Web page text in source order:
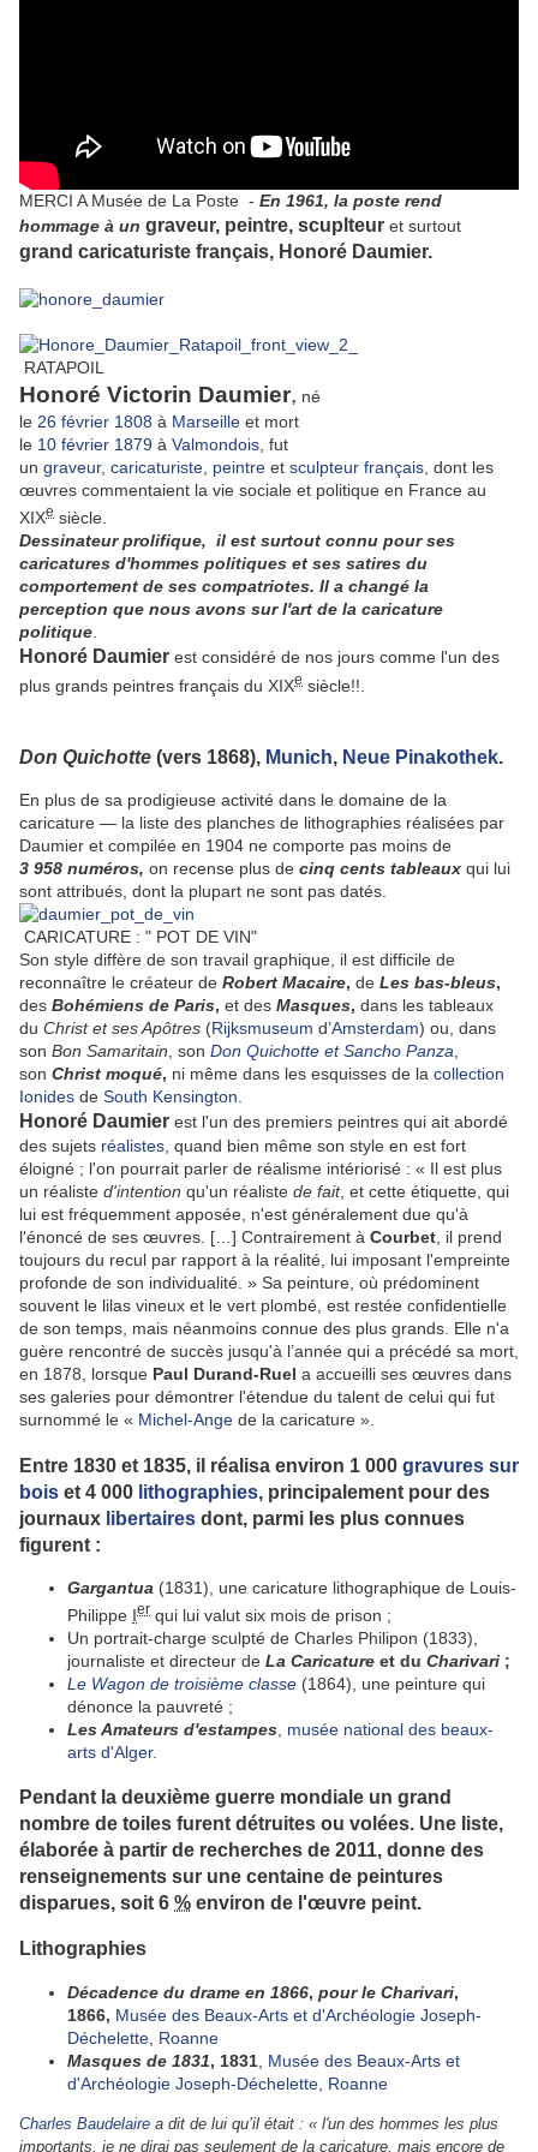
MERCI A Musée de La Poste - En 1961, la poste rend
hommage à un graveur, peintre, scuplteur et surtout
grand caricaturiste français, Honoré Daumier.
RATAPOIL
Honoré Victorin Daumier, né
le 26 février 1808 à Marseille et mort
le 10 février 1879 à Valmondois , fut
un graveur, caricaturiste peintre et sculpteur français , dont les
œuvres commentaient la vie sociale et politique en France au
XIXe siècle.
Dessinateur prolifique, il est surtout connu pour ses
caricatures d'hommes politiques et ses satires du
comportement de ses compatriotes. Il a changé la
perception que nous avons sur l'art de la caricature
politique
Honoré Daumier est considéré de nos jours comme l'un des
plus grands peintres français du XIXe siècle!!.
Don Quichotte (vers 1868), Munich, Neue Pinakothek.
En plus de sa prodigieuse activité dans le domaine de la
caricature — la liste des planches de lithographies réalisées par
Daumier et compilée en 1904 ne comporte pas moins de
3 958 numéros, on recense plus de cinq cents tableaux qui lui
sont attribués, dont la plupart ne sont pas datés.
CARICATURE : " POT DE VIN"
Son style diffère de son travail graphique, il est difficile de
reconnaître le créateur de Robert Macaire, de Les bas-bleus,
des Bohémiens de Paris, et des Masques, dans les tableaux
du Christ et ses Apôtres (Rijksmuseum d’Amsterdam) ou, dans
son Bon Samaritain, son Don Quichotte et Sancho Panza,
son Christ moqué, ni même dans les esquisses de la collection
Ionides de South Kensington.
Honoré Daumier est l'un des premiers peintres qui ait abordé
des sujets réalistes, quand bien même son style en est fort
éloigné ; l'on pourrait parler de réalisme intériorisé : « Il est plus
un réaliste d'intention qu'un réaliste de fait, et cette étiquette, qui
lui est fréquemment apposée, n'est généralement due qu'à
l'énoncé de ses œuvres. […] Contrairement à Courbet, il prend
toujours du recul par rapport à la réalité, lui imposant l'empreinte
profonde de son individualité. » Sa peinture, où prédominent
souvent le lilas vineux et le vert plombé, est restée confidentielle
de son temps, mais néanmoins connue des plus grands. Elle n'a
guère rencontré de succès jusqu'à l’année qui a précédé sa mort,
en 1878, lorsque Paul Durand-Ruel a accueilli ses œuvres dans
ses galeries pour démontrer l'étendue du talent de celui qui fut
surnommé le « Michel-Ange de la caricature ».
Entre 1830 et 1835, il réalisa environ 1 000 gravures sur
bois et 4 000 lithographies, principalement pour des
journaux libertaires dont, parmi les plus connues
figurent :
Gargantua (1831), une caricature lithographique de Louis-
Philippe Ier qui lui valut six mois de prison ;
Un portrait-charge sculpté de Charles Philipon (1833),
journaliste et directeur de La Caricature et du Charivari ;
Le Wagon de troisième classe (1864), une peinture qui
dénonce la pauvreté ;
Les Amateurs d'estampes musée national des beaux-
arts d'Alger.
Pendant la deuxième guerre mondiale un grand
nombre de toiles furent détruites ou volées. Une liste,
élaborée à partir de recherches de 2011, donne des
renseignements sur une centaine de peintures
disparues, soit 6 % environ de l'œuvre peint.
Lithographies
Décadence du drame en 1866, pour le Charivari,
1866, Musée des Beaux-Arts et d'Archéologie Joseph-
Déchelette Roanne
Masques de 1831, 1831 Musée des Beaux-Arts et
d'Archéologie Joseph-Déchelette Roanne
Charles Baudelaire a dit de lui qu’il était : « l'un des hommes les plus
importants, je ne dirai pas seulement de la caricature, mais encore de